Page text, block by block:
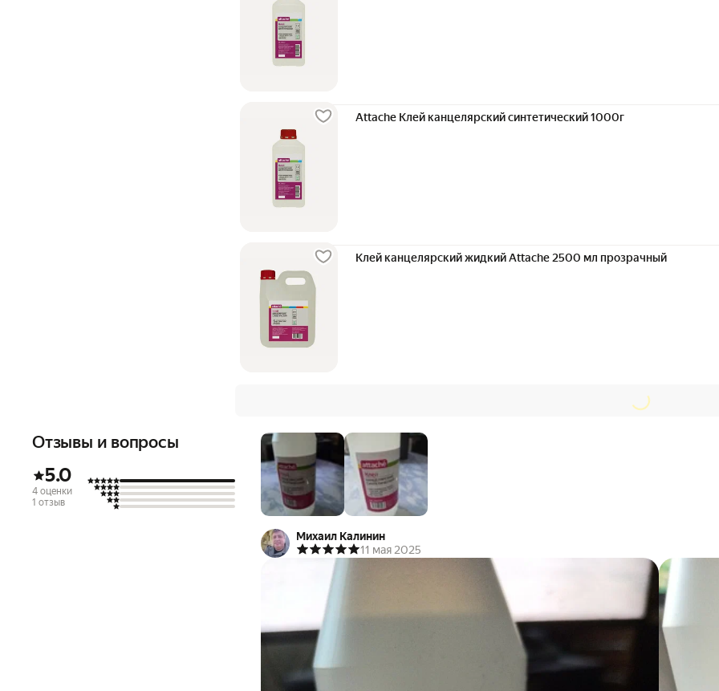
Attache Клей канцелярский синтетический 1000г
Клей канцелярский жидкий Attache 2500 мл прозрачный
Отзывы и вопросы
5.0
4 оценки
1 отзыв
Михаил Калинин
11 мая 2025